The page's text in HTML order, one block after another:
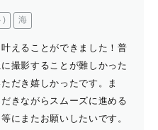
) 海
えることができました！普
撮影することが難しかった
だき嬉しかったです。ま
きながらスムーズに進める
にまたお願いしたいです。